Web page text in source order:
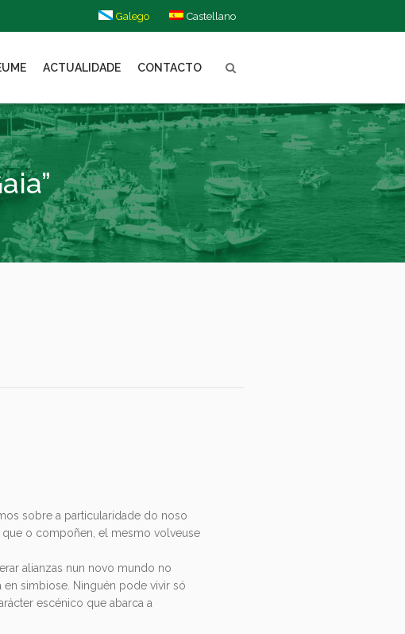
Galego Castellano
ACTUALIDADE CONTACTO
sobre a particularidade do noso
o compoñen, el mesmo volveuse
alianzas nun novo mundo no
simbiose. Ninguén pode vivir só
escénico que abarca a